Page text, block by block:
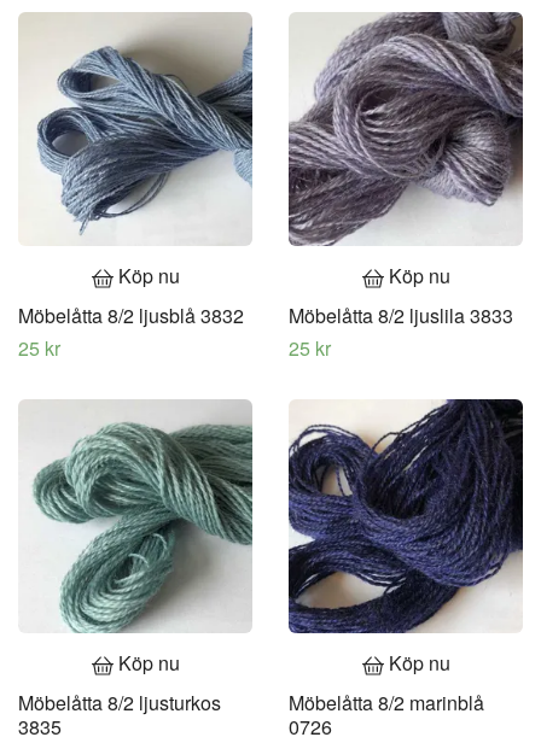
Köp nu
Möbelåtta 8/2 ljusblå 3832
25 kr
Köp nu
Möbelåtta 8/2 ljuslila 3833
25 kr
Köp nu
Möbelåtta 8/2 ljusturkos
3835
Köp nu
Möbelåtta 8/2 marinblå
0726